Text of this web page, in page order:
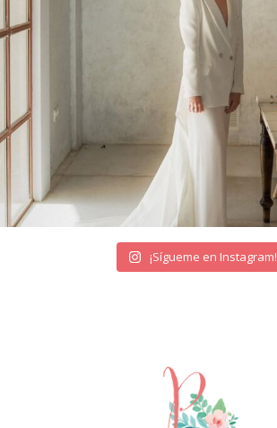
¡Sígueme en Instagram!